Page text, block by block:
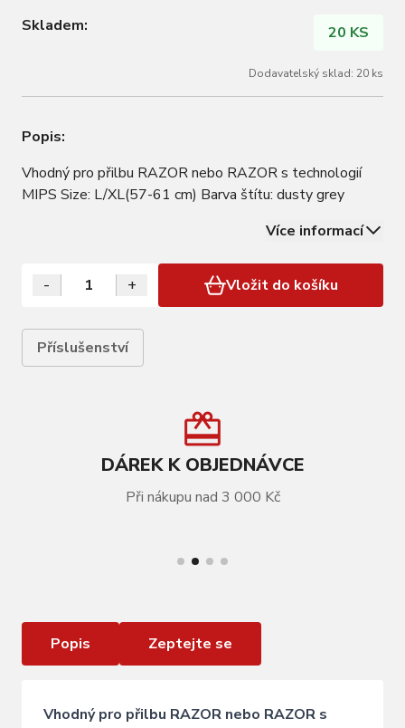
Skladem: 20 KS
Dodavatelský sklad: 20 ks
Popis:
Vhodný pro přilbu RAZOR nebo RAZOR s technologií
MIPS Size: L/XL(57-61 cm) Barva štítu: dusty grey
Více informací
- + Vložit do košíku
Příslušenství
DÁREK K OBJEDNÁVCE
Při nákupu nad 3 000 Kč
Popis Zeptejte se
Vhodný pro přilbu RAZOR nebo RAZOR s